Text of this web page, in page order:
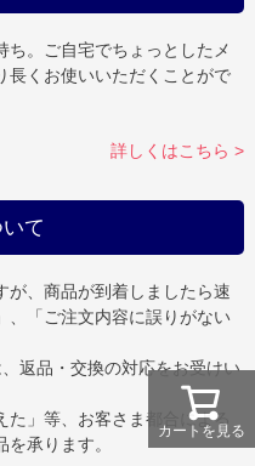
カートを見る
ち。ご自宅でちょっとしたメ
長くお使いいただくことがで
詳しくはこちら >
て
が、商品が到着しましたら速
、「ご注文内容に誤りがない
返品・交換の対応をお受けい
た」等、お客さま都合による
承ります。